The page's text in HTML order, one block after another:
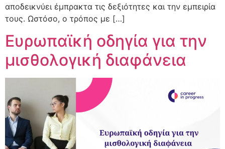
αποδεικνύει έμπρακτα τις δεξιότητες και την εμπειρία
τους. Ωστόσο, ο τρόπος με […]
Ευρωπαϊκή οδηγία για την
μισθολογική διαφάνεια